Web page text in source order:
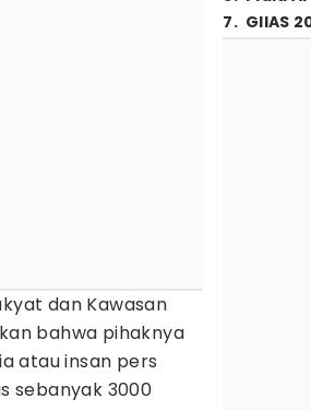
dan Kawasan
bahwa pihaknya
atau insan pers
sebanyak 3000
7. GIIAS